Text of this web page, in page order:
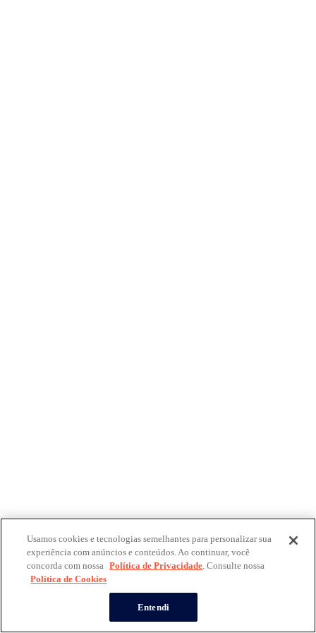
Usamos cookies e tecnologias semelhantes para personalizar sua
experiência com anúncios e conteúdos. Ao continuar, você
concorda com nossa Política de Privacidade. Consulte nossa
Política de Cookies
Entendi